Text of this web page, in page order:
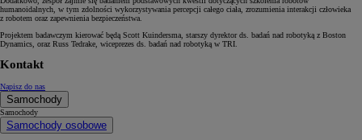
humanoidalnych, w tym zdolności wykorzystywania percepcji całego ciała, zrozumienia interakcji człowieka
z robotem oraz zapewnienia bezpieczeństwa.
Projektem badawczym kierować będą Scott Kuindersma, starszy dyrektor ds. badań nad robotyką z Boston
Dynamics, oraz Russ Tedrake, wiceprezes ds. badań nad robotyką w TRI.
Kontakt
Napisz do nas
Samochody
Samochody
Samochody osobowe